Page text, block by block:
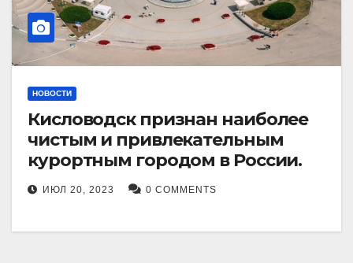
НОВОСТИ
Кисловодск признан наиболее
чистым и привлекательным
курортным городом в России.
ИЮЛ 20, 2023 0 COMMENTS